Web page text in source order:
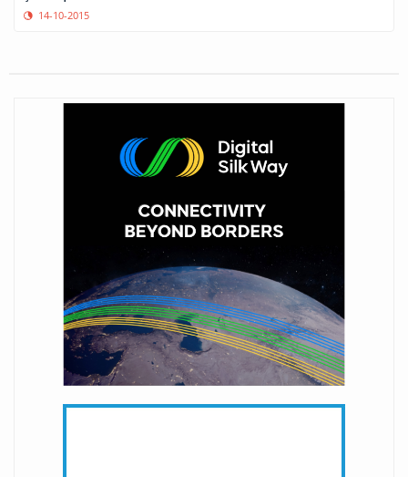
Elektron akademiya şöbəsi yaradılıb